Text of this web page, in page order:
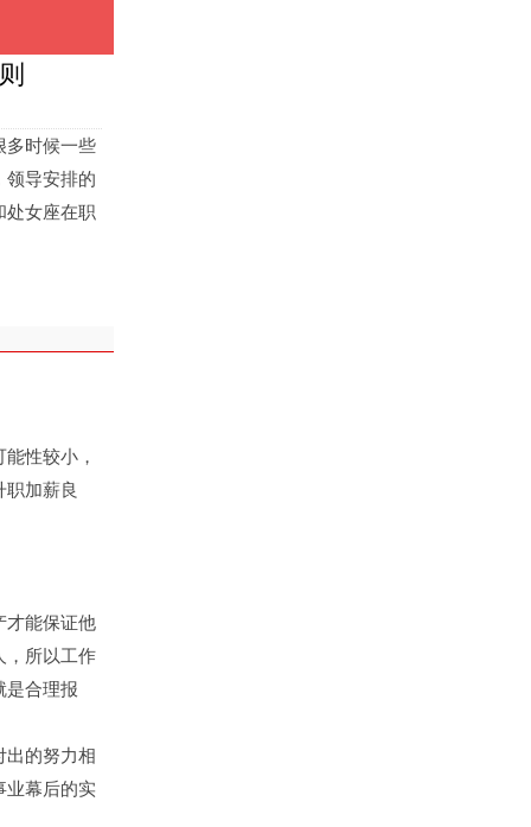
多时候一些
领导安排的
处女座在职
性较小，
职加薪良
能保证他
，所以工作
是合理报
的努力相
业幕后的实